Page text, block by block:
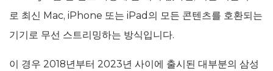
로 최신 Mac, iPhone 또는 iPad의 모든 콘텐츠를 호환되는
기기로 무선 스트리밍하는 방식입니다.
이 경우 2018년부터 2023년 사이에 출시된 대부분의 삼성